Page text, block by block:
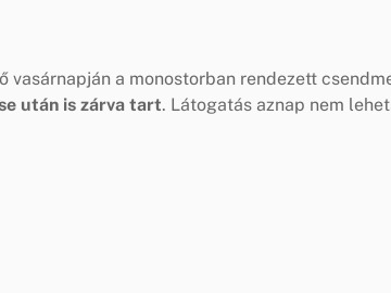
vasárnapján a monostorban rendezett
után is zárva tart. Látogatás aznap nem